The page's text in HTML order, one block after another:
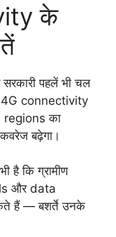
के
पहलें भी चल
4G connectivity
regions का
बढ़ेगा।
है कि ग्रामीण
और data
हैं — बशर्ते उनके